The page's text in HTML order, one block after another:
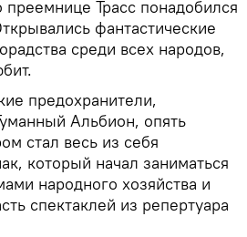
преемнице Трасс понадобился
фантастические
среди всех народов,
предохранители,
Альбион, опять
стал весь из себя
который начал заниматься
народного хозяйства и
спектаклей из репертуара